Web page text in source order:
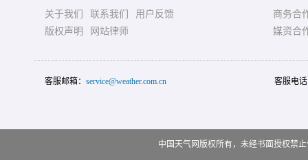
关于我们 联系我们
用户反馈
版权声明
网站律师
商务合
媒资合
客服邮箱： service@weather.com.cn 客服电
中国天气网版权所有，未经书面授权